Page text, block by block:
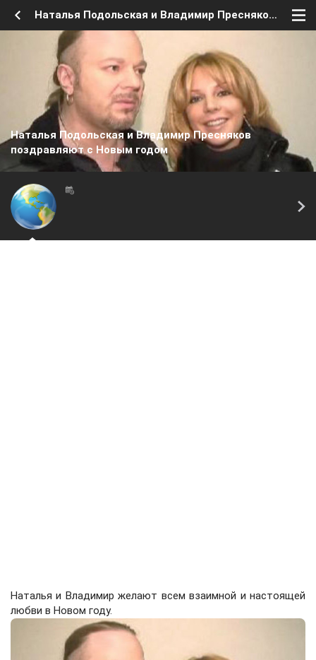
Наталья Подольская и Владимир Пресняков поздравляют с Новым годом
Наталья Подольская и Владимир Пресняков
поздравляют с Новым годом
Наталья и Владимир желают всем взаимной и настоящей
любви в Новом году.